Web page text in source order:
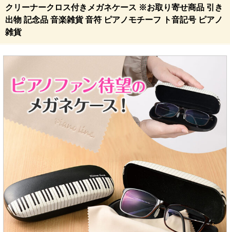
クリーナークロス付きメガネケース ※お取り寄せ商品 引き
出物 記念品 音楽雑貨 音符 ピアノモチーフ ト音記号 ピアノ
雑貨